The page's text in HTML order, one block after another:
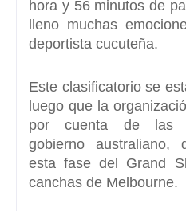
hora y 56 minutosde
lleno muchas
deportista cucuteña.
Este clasificatorio se
luego que la
por cuenta de las
gobierno
esta fase del Grand
canchas de Melbourne.